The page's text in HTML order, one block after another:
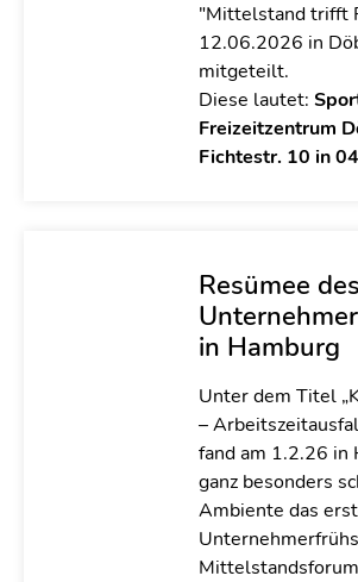
"Mittelstand trifft
12.06.2026 in
mitgeteilt.
Diese lautet:
Freizeitzentrum
Fichtestr. 10 in
Resümee
in Hamburg
Unter dem Titel
–
fand am 1.2.26 in
ganz besonders
Ambiente das